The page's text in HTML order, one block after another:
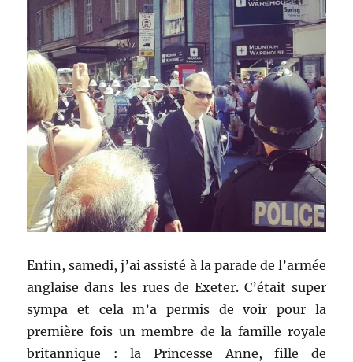
Enfin, samedi, j’ai assisté à la parade de l’armée
anglaise dans les rues de Exeter. C’était super
sympa et cela m’a permis de voir pour la
première fois un membre de la famille royale
britannique : la Princesse Anne, fille de